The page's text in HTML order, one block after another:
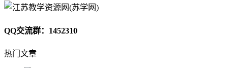
QQ交流群：1452310
热门文章